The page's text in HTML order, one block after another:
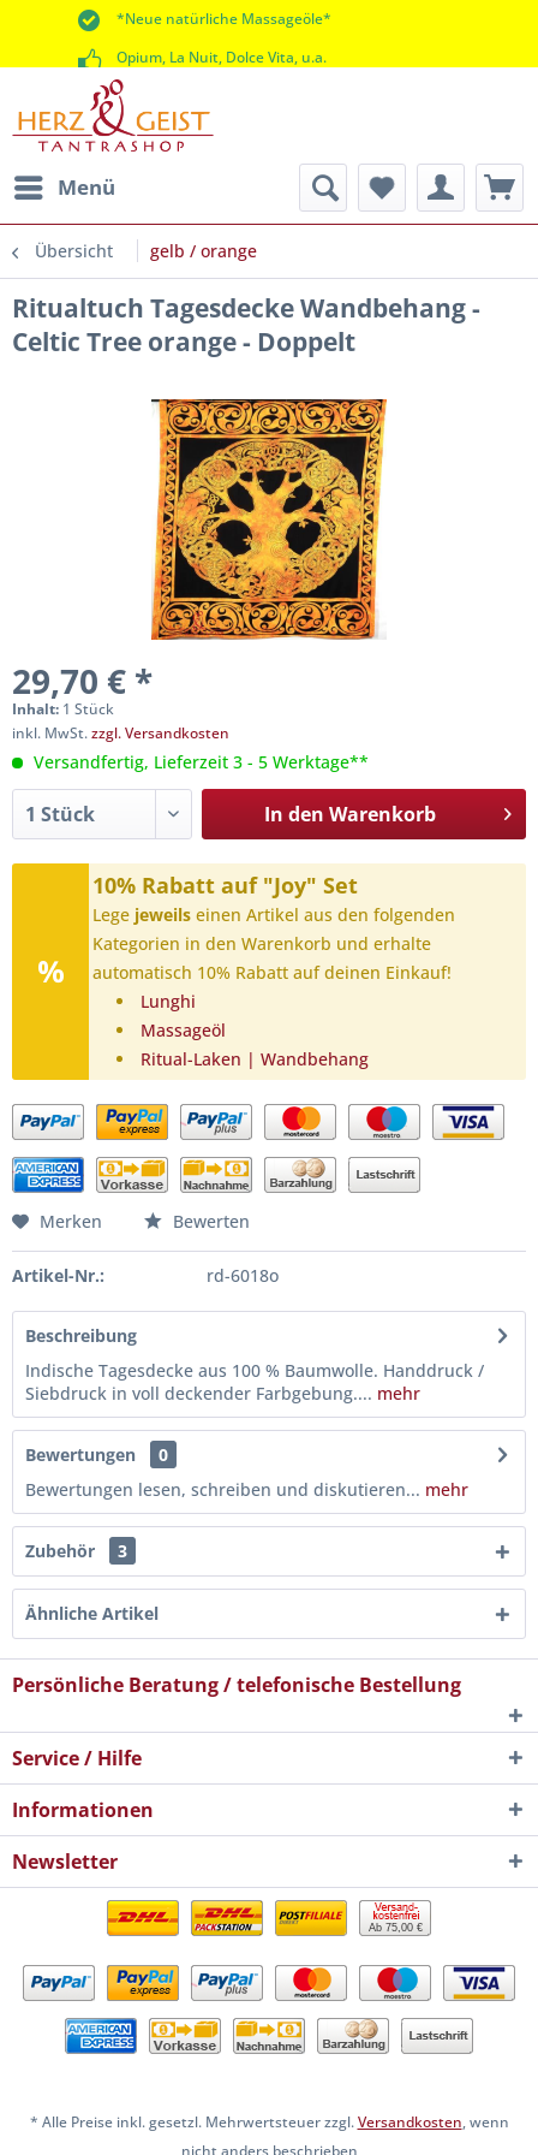
*Neue natürliche Massageöle*
Opium, La Nuit, Dolce Vita, u.a.
*60 Tage Rückgaberecht*
Menü
Übersicht gelb / orange
Ritualtuch Tagesdecke Wandbehang -
Celtic Tree orange - Doppelt
29,70 € *
Inhalt: 1 Stück
inkl. MwSt.zzgl. Versandkosten
Versandfertig, Lieferzeit 3 - 5 Werktage**
In den Warenkorb
10% Rabatt auf "Joy" Set
Lege jeweils einen Artikel aus den folgenden
Kategorien in den Warenkorb und erhalte
automatisch 10% Rabatt auf deinen Einkauf!
Lunghi
Massageöl
Ritual-Laken | Wandbehang
Merken Bewerten
Artikel-Nr.: rd-6018o
Beschreibung
Indische Tagesdecke aus 100 % Baumwolle. Handdruck /
Siebdruck in voll deckender Farbgebung.... mehr
Bewertungen
0
Bewertungen lesen, schreiben und diskutieren... mehr
Zubehör 3
Ähnliche Artikel
Persönliche Beratung / telefonische Bestellung
Service / Hilfe
Informationen
Newsletter
Ab 75,00 €
* Alle Preise inkl. gesetzl. Mehrwertsteuer zzgl.Versandkosten, wenn